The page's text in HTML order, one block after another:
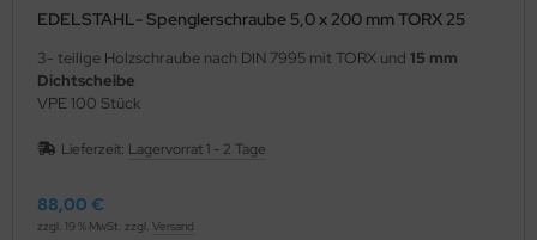
EDELSTAHL- Spenglerschraube 5,0 x 200 mm TORX 25
3- teilige Holzschraube nach DIN 7995 mit TORX und 15 mm
Dichtscheibe
VPE 100 Stück
Lieferzeit: Lagervorrat 1 - 2 Tage
88,00 €
zzgl. 19 % MwSt. zzgl. Versand